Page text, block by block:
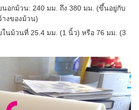
อกม้วน: 240 มม. ถึง 380 มม. (ขึ้นอยู่กับ
งของม้วน)
นม้วนที่ 25.4 มม. (1 นิ้ว) หรือ 76 มม. (3